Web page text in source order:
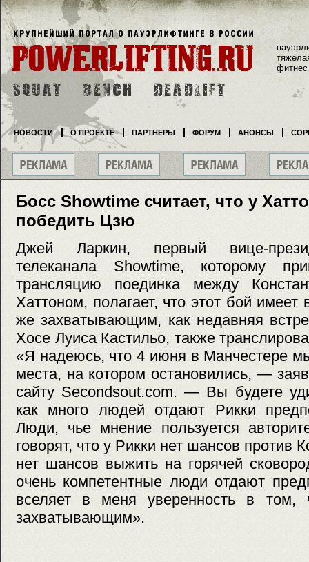
Босс Showtime считает, что у
победить Цзю
Джей Ларкин, первый вице-
телеканала Showtime, которому
трансляцию поединка между
Хаттоном, полагает, что этот бой имеет
же захватывающим, как недавняя
Хосе Луиса Кастильо, также
«Я надеюсь, что 4 июня в Манчестере
места, на котором остановились, —
сайту Secondsout.com. — Вы будете
как много людей отдают Рикки
Люди, чье мнение пользуется
говорят, что у Рикки нет шансов против
нет шансов выжить на горячей
очень компетентные люди отдают
вселяет в меня уверенность в том,
захватывающим».
фитнес
НОВОСТИ О ПРОЕКТЕ ПАРТНЕРЫ ФОРУМ АНОНСЫ